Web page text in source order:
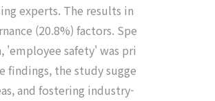
experts. The results in
(20.8%) factors. Spe
safety' was pri
findings, the study sugge
and fostering industry-